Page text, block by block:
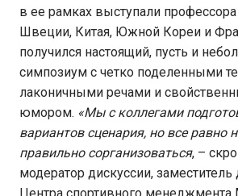
в ее рамках выступали
Швеции, Китая, Южной Кореи и
получился настоящий, пусть и
симпозиум с четко поделенными
лаконичными речами и
юмором. «Мы с коллегами
вариантов сценария, но все равно
правильно сорганизоваться, –
модератор дискуссии, заместитель